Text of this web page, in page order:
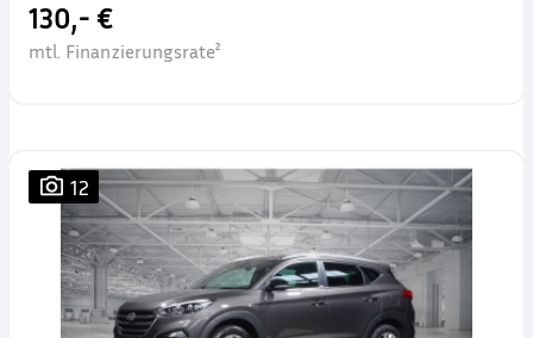
130,- €
mtl. Finanzierungsrate²
12